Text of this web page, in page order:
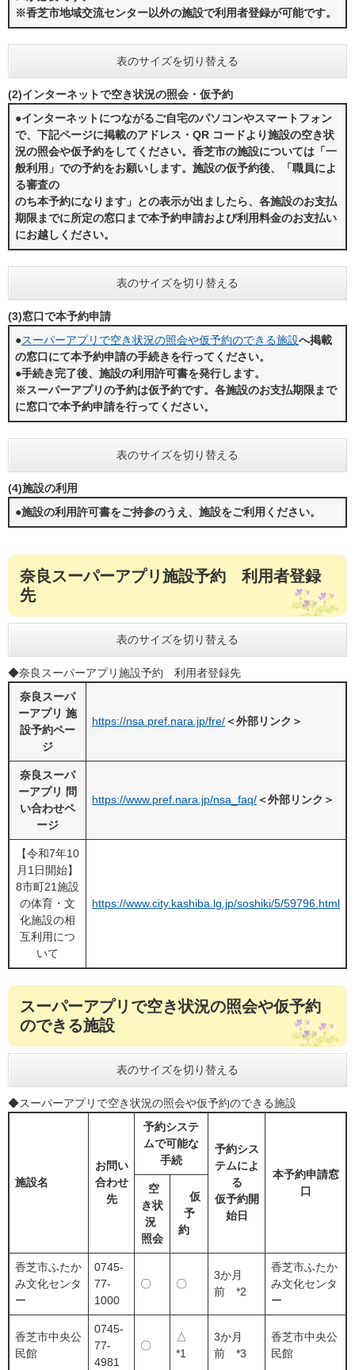
※香芝市地域交流センター以外の施設で利用者登録が可能です。
表のサイズを切り替える
(2)インターネットで空き状況の照会・仮予約
●インターネットにつながるご自宅のパソコンやスマートフォン
で、下記ページに掲載のアドレス・QR コードより施設の空き状
況の照会や仮予約をしてください。香芝市の施設については「一
般利用」での予約をお願いします。施設の仮予約後、「職員によ
る審査の
のち本予約になります」との表示が出ましたら、各施設のお支払
期限までに所定の窓口まで本予約申請および利用料金のお支払い
にお越しください。
表のサイズを切り替える
(3)窓口で本予約申請
●スーパーアプリで空き状況の照会や仮予約のできる施設へ​掲載
の窓口にて本予約申請の手続きを行ってください。
●手続き完了後、施設の利用許可書を発行します。
※スーパーアプリの予約は仮予約です。各施設のお支払期限まで
に窓口で本予約申請を行ってください。
表のサイズを切り替える
(4)施設の利用
●施設の利用許可書をご持参のうえ、施設をご利用ください。
奈良スーパーアプリ施設予約 利用者登録
先
表のサイズを切り替える
◆奈良スーパーアプリ施設予約 利用者登録先
奈良スーパ
ーアプリ 施
設予約ペー
ジ
https://nsa.pref.nara.jp/fre/＜外部リンク＞
奈良スーパ
ーアプリ 問
い合わせペ
ージ
https://www.pref.nara.jp/nsa_faq/＜外部リンク＞
【令和7年10
月1日開始】
8市町21施設
の体育・文
化施設の相
互利用につ
いて
https://www.city.kashiba.lg.jp/soshiki/5/59796.html
スーパーアプリで空き状況の照会や仮予約
のできる施設
表のサイズを切り替える
◆スーパーアプリで空き状況の照会や仮予約のできる施設
施設名
お問い
合わせ
先
予約システ
ムで可能な
手続
予約シス
テムによ
る
仮予約開
始日
本予約申請窓
口
空
き状
況
照会
仮
予
約
香芝市ふたか
み文化センタ
ー
0745-
77-
1000
〇 〇
3か月
前 *2
香芝市ふたか
み文化センタ
ー
香芝市中央公
民館
0745-
77-
4981
〇
△
*1
3か月
前 *3
香芝市中央公
民館